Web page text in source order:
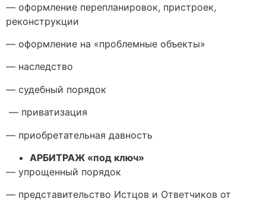
— оформление перепланировок, пристроек,
реконструкции
— оформление на «проблемные объекты»
— наследство
— судебный порядок
— приватизация
— приобретательная давность
АРБИТРАЖ «под ключ»
— упрощенный порядок
— представительство Истцов и Ответчиков от